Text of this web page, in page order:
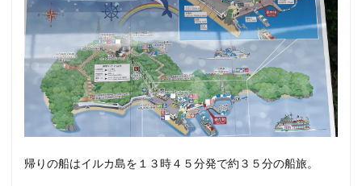
帰りの船はイルカ島を１３時４５分発で約３５分の船旅。